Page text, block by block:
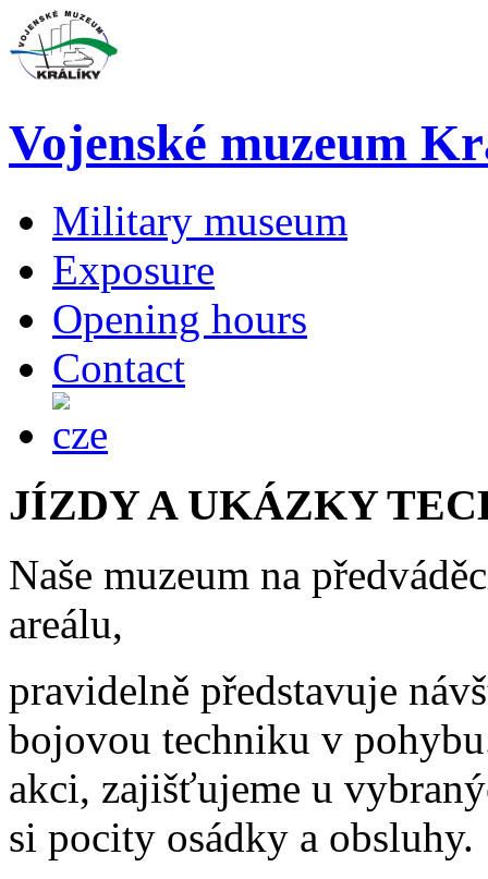
Vojenské muzeum
Military museum
Exposure
Opening hours
Contact
JÍZDYA UKÁZKY
Naše muzeum na
areálu,
pravidelně představuje
bojovou techniku v
akci, zajišťujeme u
si pocity osádky a obsluhy.